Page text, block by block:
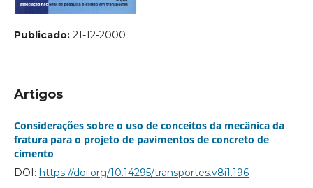
Publicado: 21-12-2000
Artigos
Considerações sobre o uso de conceitos da mecânica da
fratura para o projeto de pavimentos de concreto de
cimento
DOI: https://doi.org/10.14295/transportes.v8i1.196